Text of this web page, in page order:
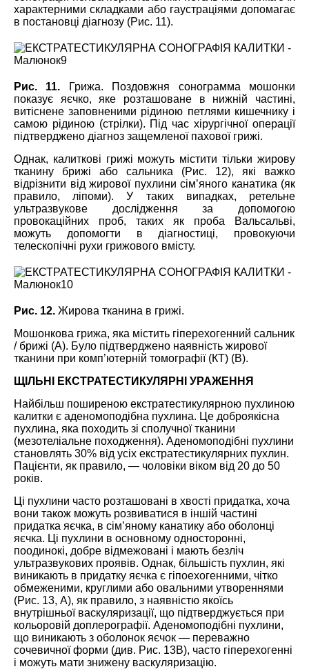
характерними складками або гаустраціями допомагає
в постановці діагнозу (Рис. 11).
Рис. 11. Грижа. Поздовжня сонограмма мошонки
показує яєчко, яке розташоване в нижній частині,
витіснене заповненими рідиною петлями кишечнику і
самою рідиною (стрілки). Під час хірургічної операції
підтверджено діагноз защемленої пахової грижі.
Однак, калиткові грижі можуть містити тільки жирову
тканину брижі або сальника (Рис. 12), які важко
відрізнити від жирової пухлини сім’яного канатика (як
правило, ліпоми). У таких випадках, ретельне
ультразвукове дослідження за допомогою
провокаційних проб, таких як проба Вальсальві,
можуть допомогти в діагностиці, провокуючи
телескопічні рухи грижового вмісту.
Рис. 12. Жирова тканина в грижі.
Мошонкова грижа, яка містить гіперехогенний сальник
/ брижі (A). Було підтверджено наявність жирової
тканини при комп’ютерній томографії (КТ) (В).
ЩІЛЬНІ ЕКСТРАТЕСТИКУЛЯРНІ УРАЖЕННЯ
Найбільш поширеною екстратестикулярною пухлиною
калитки є аденомоподібна пухлина. Це доброякісна
пухлина, яка походить зі сполучної тканини
(мезотеліальне походження). Аденомоподібні пухлини
становлять 30% від усіх екстратестикулярних пухлин.
Пацієнти, як правило, ― чоловіки віком від 20 до 50
років.
Ці пухлини часто розташовані в хвості придатка, хоча
вони також можуть розвиватися в іншій частині
придатка яєчка, в сім’яному канатику або оболонці
яєчка. Ці пухлини в основному односторонні,
поодинокі, добре відмежовані і мають безліч
ультразвукових проявів. Однак, більшість пухлин, які
виникають в придатку яєчка є гіпоехогенними, чітко
обмеженими, круглими або овальними утвореннями
(Рис. 13, А), як правило, з наявністю якоїсь
внутрішньої васкуляризації, що підтверджується при
кольоровій доплерографії. Аденомоподібні пухлини,
що виникають з оболонок яєчок ― переважно
сочевичної форми (див. Рис. 13B), часто гіперехогенні
і можуть мати знижену васкуляризацію.